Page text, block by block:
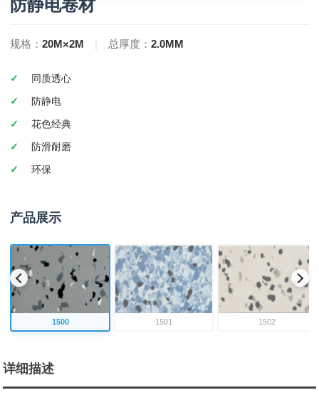
防静电卷材
规格：20M×2M 总厚度：2.0MM
同质透心
防静电
花色经典
防滑耐磨
环保
产品展示
1500 1501 1502
详细描述